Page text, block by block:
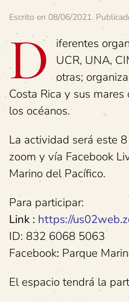
Escrito en 08/06/2021.
D iferentes
UCR, UNA,
otras;
Costa Rica y sus
los océanos.
La actividad será este
zoom y vía Facebook
Marino del Pacífico.
Para participar:
Link : https://
ID: 832 6068 5063
Facebook: Parque
El espacio tendrá la